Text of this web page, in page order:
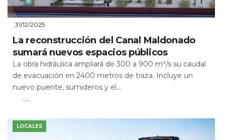
31/12/2025
La reconstrucción del Canal Maldonado
sumará nuevos espacios públicos
La obra hidráulica ampliará de 300 a 900 m³/s su caudal
de evacuación en 2400 metros de traza. Incluye un
nuevo puente, sumideros y el...
Leer Más
LOCALES